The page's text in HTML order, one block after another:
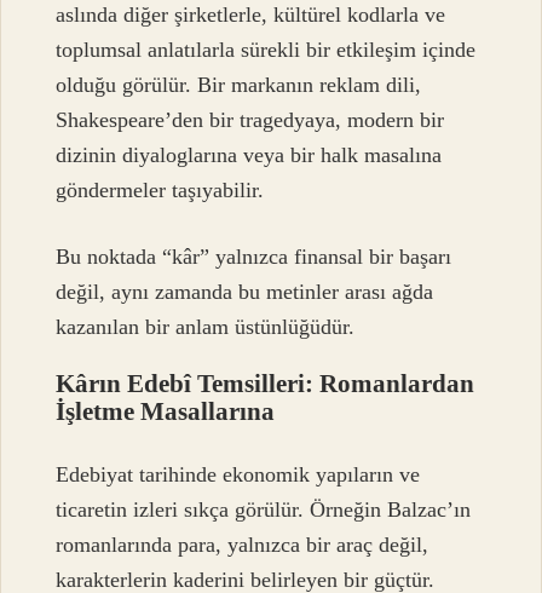
aslında diğer şirketlerle, kültürel kodlarla ve
toplumsal anlatılarla sürekli bir etkileşim içinde
olduğu görülür. Bir markanın reklam dili,
Shakespeare’den bir tragedyaya, modern bir
dizinin diyaloglarına veya bir halk masalına
göndermeler taşıyabilir.
Bu noktada “kâr” yalnızca finansal bir başarı
değil, aynı zamanda bu metinler arası ağda
kazanılan bir anlam üstünlüğüdür.
Kârın Edebî Temsilleri: Romanlardan
İşletme Masallarına
Edebiyat tarihinde ekonomik yapıların ve
ticaretin izleri sıkça görülür. Örneğin Balzac’ın
romanlarında para, yalnızca bir araç değil,
karakterlerin kaderini belirleyen bir güçtür.